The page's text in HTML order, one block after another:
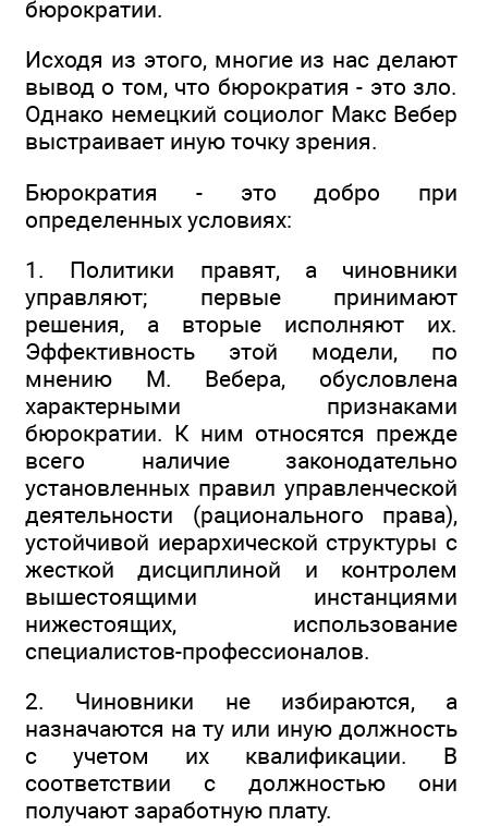
бюрократии.
Исходя из этого, многие из нас делают
вывод о том, что бюрократия - это зло.
Однако немецкий социолог Макс Вебер
выстраивает иную точку зрения.
Бюрократия - это добро при
определенных условиях:
1. Политики правят, а чиновники
управляют; первые принимают
решения, а вторые исполняют их.
Эффективность этой модели, по
мнению М. Вебера, обусловлена
характерными признаками
бюрократии. К ним относятся прежде
всего наличие законодательно
установленных правил управленческой
деятельности (рационального права),
устойчивой иерархической структуры с
жесткой дисциплиной и контролем
вышестоящими инстанциями
нижестоящих, использование
специалистов-профессионалов.
2. Чиновники не избираются, а
назначаются на ту или иную должность
с учетом их квалификации. В
соответствии с должностью они
получают заработную плату.